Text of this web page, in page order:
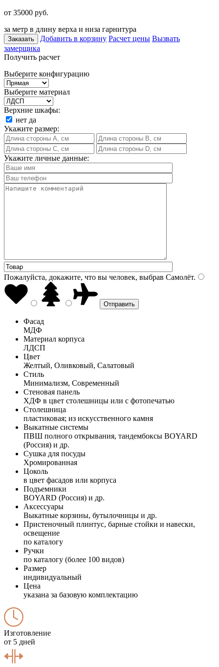
от 35000 руб.
за метр в длину верха и низа гарнитура
Заказать Добавить в корзину Расчет цены Вызвать
замерщика
Получить расчет
Выберите конфигурацию
Выберите материал
Верхние шкафы:
нет да
Укажите размер:
Укажите личные данные:
Пожалуйста, докажите, что вы человек, выбрав Самолёт.
Фасад
МДФ
Материал корпуса
ЛДСП
Цвет
Желтый, Оливковый, Салатовый
Стиль
Минимализм, Современный
Стеновая панель
ХДФ в цвет столешницы или с фотопечатью
Столешница
пластиковая; из искусственного камня
Выкатные системы
ПВШ полного открывания, тандембоксы BOYARD
(Россия) и др.
Сушка для посуды
Хромированная
Цоколь
в цвет фасадов или корпуса
Подъемники
BOYARD (Россия) и др.
Аксессуары
Выкатные корзины, бутылочницы и др.
Пристеночный плинтус, барные стойки и навески,
освещение
по каталогу
Ручки
по каталогу (более 100 видов)
Размер
индивидуальный
Цена
указана за базовую комплектацию
Изготовление
от 5 дней